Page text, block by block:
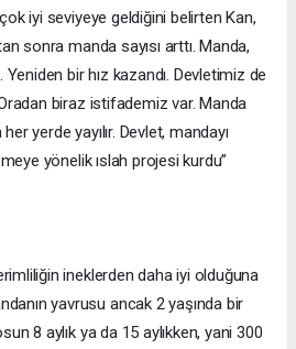
iyi seviyeye geldiğini belirten Kan,
sonra manda sayısı arttı. Manda,
bir hız kazandı. Devletimiz de
biraz istifademiz var. Manda
yerde yayılır. Devlet, mandayı
yönelik ıslah projesi kurdu”
ineklerden daha iyi olduğuna
yavrusu ancak 2 yaşında bir
8 aylık ya da 15 aylıkken, yani 300